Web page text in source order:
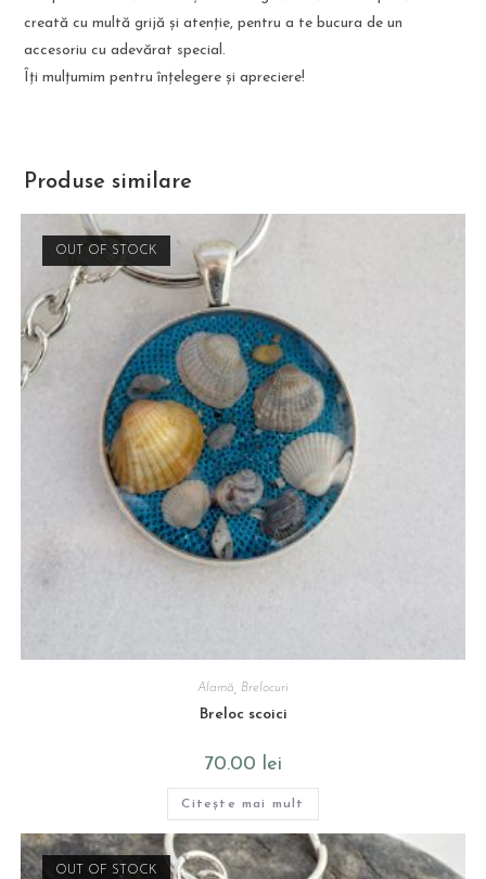
creată cu multă grijă și atenție, pentru a te bucura de un
accesoriu cu adevărat special.
Îți mulțumim pentru înțelegere și apreciere!
Produse similare
OUT OF STOCK
Alamă Brelocuri
Breloc scoici
70.00 lei
Citește mai mult
OUT OF STOCK